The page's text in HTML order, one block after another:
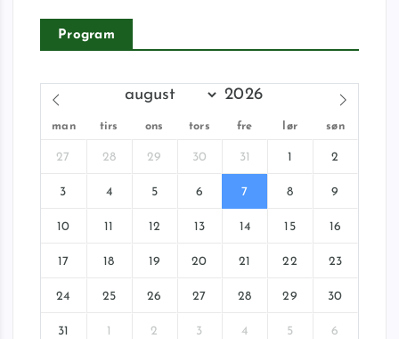
Program
man tirs ons tors fre lør søn
27 28 29 30 31 1 2
3 4 5 6 7 8 9
10 11 12 13 14 15 16
17 18 19 20 21 22 23
24 25 26 27 28 29 30
31 1 2 3 4 5 6